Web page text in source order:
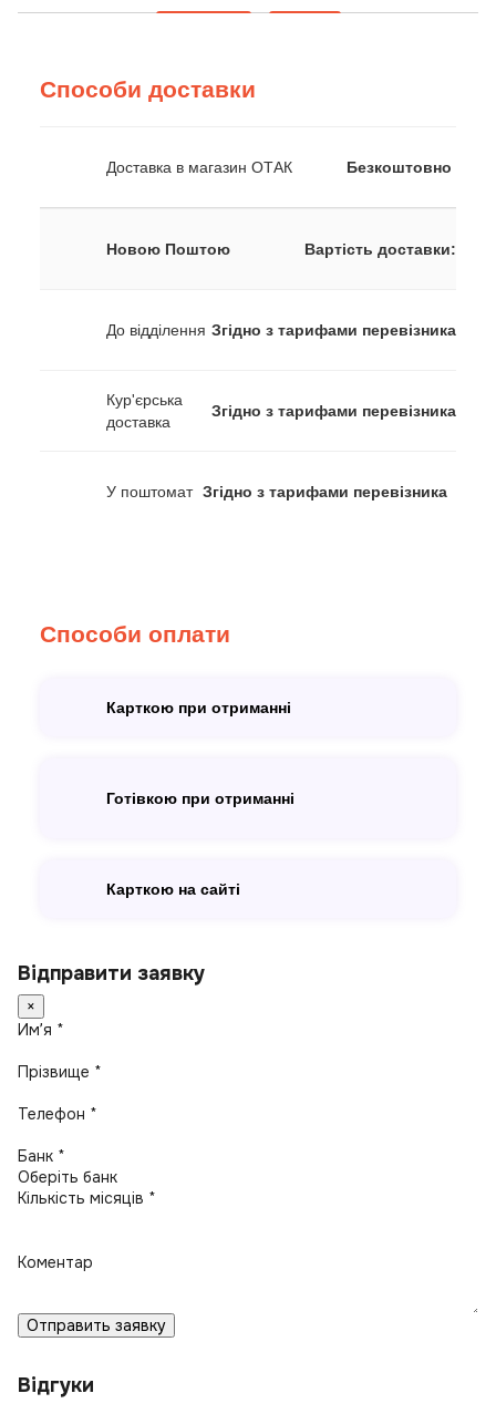
Способи доставки
Доставка в магазин ОТАК Безкоштовно
Новою Поштою Вартість доставки:
До відділення Згідно з тарифами перевізника
Кур'єрська
доставка
Згідно з тарифами перевізника
У поштомат Згідно з тарифами перевізника
Способи оплати
Карткою при отриманні
Готівкою при отриманні
Карткою на сайті
Відправити заявку
×
Имʼя *
Прізвище *
Телефон *
Банк *
Кількість місяців *
Коментар
Отправить заявку
Відгуки